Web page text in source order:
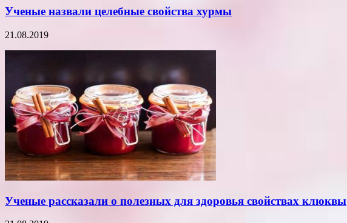
Ученые назвали целебные свойства хурмы
21.08.2019
Ученые рассказали о полезных для здоровья свойствах клюквы